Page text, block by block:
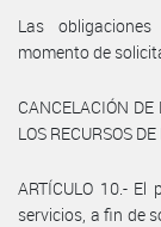
Las
momento de
CANCELACIÓN DE
LOS RECURSOS
ARTÍCULO 10.-
servicios, a fin de